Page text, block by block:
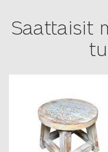
Saattaisit